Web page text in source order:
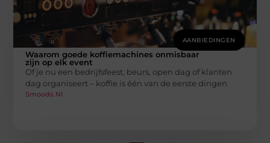
AANBIEDINGEN
Waarom goede koffiemachines onmisbaar
zijn op elk event
Of je nu een bedrijfsfeest, beurs, open dag of klanten
dag organiseert – koffie is één van de eerste dingen
Smoods.nl